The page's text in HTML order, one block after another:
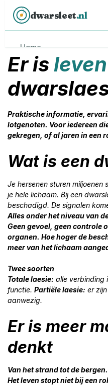
dwarsleet.nl
Home
Mijn verhaal
GEZONDHEID
Uitleg dwarslaesie
Decubitus
Incontinentie & blaas
Spasmen
Vitamine C
Genezing & onderzoek
MOBILITEIT
Overzicht mobiliteit
Sport & bewegen
VAKANTIE
Overzicht vakantie
Griekenland
MEER
Statistieken
Er is leven
Praktische informatie,
lotgenoten. Voor iedereen
gekregen, of al jaren in een
Wat is een
Je hersenen sturen
je hele lichaam. Bij een
beschadigd. De signalen
Alles onder het niveau van
Geen gevoel, geen controle
organen. Hoe hoger de
meer van het lichaam
Twee soorten
Totale laesie: alle verbinding
functie. Partiële laesie: er
aanwezig.
Er is meer
denkt
Van het strand tot de
Het leven stopt niet bij een